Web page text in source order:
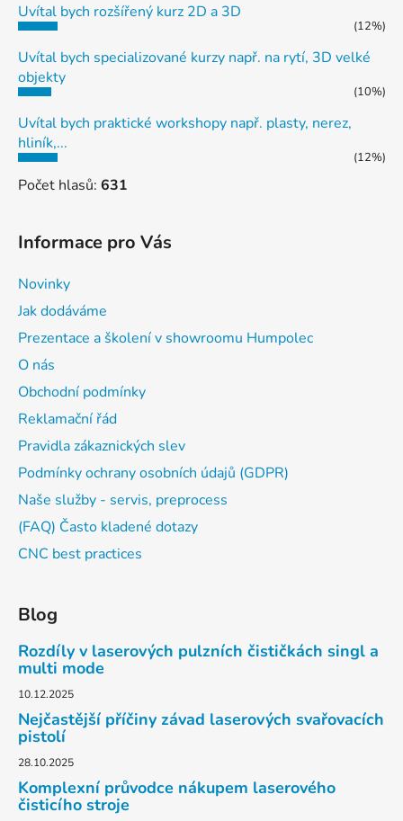
Uvítal bych rozšířený kurz 2D a 3D
(12%)
Uvítal bych specializované kurzy např. na rytí, 3D velké
objekty
(10%)
Uvítal bych praktické workshopy např. plasty, nerez,
hliník,...
(12%)
Počet hlasů: 631
Informace pro Vás
Novinky
Jak dodáváme
Prezentace a školení v showroomu Humpolec
O nás
Obchodní podmínky
Reklamační řád
Pravidla zákaznických slev
Podmínky ochrany osobních údajů (GDPR)
Naše služby - servis, preprocess
(FAQ) Často kladené dotazy
CNC best practices
Blog
Rozdíly v laserových pulzních čističkách singl a
multi mode
10.12.2025
Nejčastější příčiny závad laserových svařovacích
pistolí
28.10.2025
Komplexní průvodce nákupem laserového
čisticího stroje